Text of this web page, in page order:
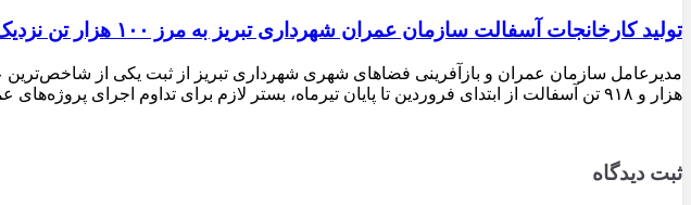
تولید کارخانجات آسفالت سازمان عمران شهرداری تبریز به مرز ۱۰۰ هزار تن نزدیک شد
هزار و ۹۱۸ تن آسفالت از ابتدای فروردین تا پایان تیرماه، بستر لازم برای تداوم اجرای پروژه‌های عمرانی، بهسازی معابر و توسعه زیرساخت‌های شهری در سطح تبریز فراهم شده است.
ثبت دیدگاه